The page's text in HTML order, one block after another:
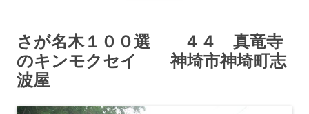
ス
キ
ッ
プ
さが名木１００選 ４４ 真竜寺
のキンモクセイ 神埼市神埼町志
波屋